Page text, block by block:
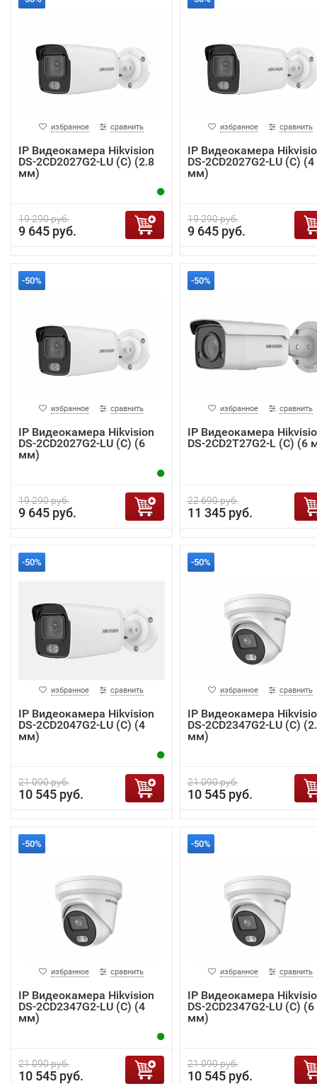
избранное сравнить
IP Видеокамера Hikvision
DS-2CD2027G2-LU (C) (2.8
мм)
19 290 руб.
9 645 руб.
избранное сравнить
IP Видеокамера
DS-2CD2027G2-LU (C) (4
мм)
19 290 руб.
9 645 руб.
-50%
избранное сравнить
IP Видеокамера Hikvision
DS-2CD2027G2-LU (C) (6
мм)
19 290 руб.
9 645 руб.
-50%
избранное сравнить
IP Видеокамера
DS-2CD2T27G2-L (C) (6
22 690 руб.
11 345 руб.
-50%
избранное сравнить
IP Видеокамера Hikvision
DS-2CD2047G2-LU (C) (4
мм)
21 090 руб.
10 545 руб.
-50%
избранное сравнить
IP Видеокамера
DS-2CD2347G2-LU (C)
мм)
21 090 руб.
10 545 руб.
-50%
избранное сравнить
IP Видеокамера Hikvision
DS-2CD2347G2-LU (C) (4
мм)
21 090 руб.
10 545 руб.
-50%
избранное сравнить
IP Видеокамера
DS-2CD2347G2-LU (C) (6
мм)
21 090 руб.
10 545 руб.